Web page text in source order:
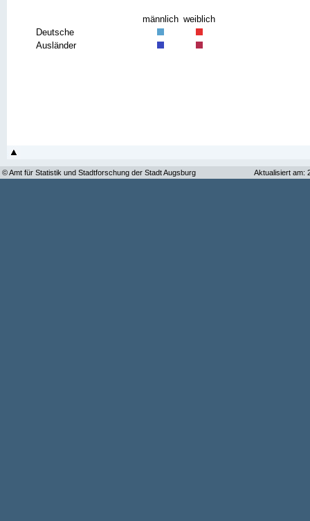
männlich weiblich
Deutsche
Ausländer
© Amt für Statistik und Stadtforschung der Stadt Augsburg Aktualisiert am: